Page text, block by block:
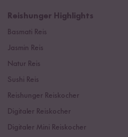
Reishunger Highlights
Basmati Reis
Jasmin Reis
Natur Reis
Sushi Reis
Reishunger Reiskocher
Digitaler Reiskocher
Digitaler Mini Reiskocher